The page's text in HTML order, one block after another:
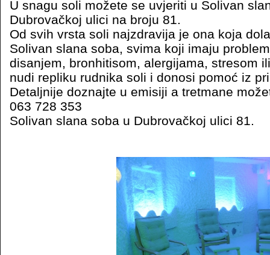
U snagu soli možete se uvjeriti u Solivan
Dubrovačkoj ulici na broju 81.
Od svih vrsta soli najzdravija je ona koja
Solivan slana soba, svima koji imaju
disanjem, bronhitisom, alergijama, stresom
nudi repliku rudnika soli i donosi pomoć iz
Detaljnije doznajte u emisiji a tretmane
063 728 353
Solivan slana soba u Dubrovačkoj ulici 81.